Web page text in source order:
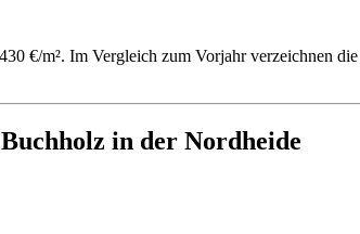
€/m². Im Vergleich zum Vorjahr verzeichnen
in der Nordheide